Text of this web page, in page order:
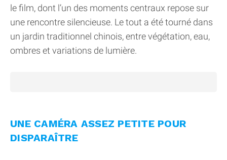
le film, dont l’un des moments centraux repose sur
une rencontre silencieuse. Le tout a été tourné dans
un jardin traditionnel chinois, entre végétation, eau,
ombres et variations de lumière.
UNE CAMÉRA ASSEZ PETITE POUR
DISPARAÎTRE